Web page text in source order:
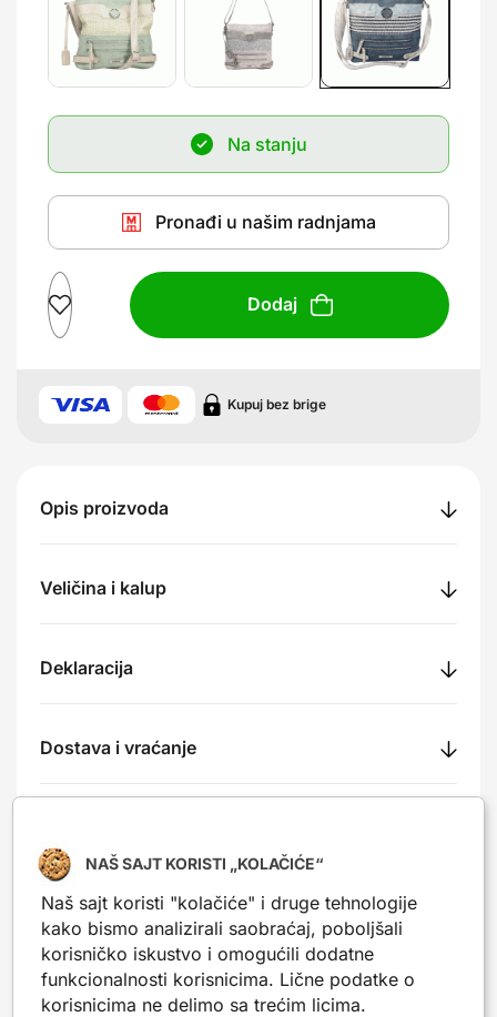
Na stanju
Pronađi u našim radnjama
Dodaj
Kupuj bez brige
Opis proizvoda
Veličina i kalup
Deklaracija
Dostava i vraćanje
Recenzije
NAŠ SAJT KORISTI „KOLAČIĆE“
Naš sajt koristi "kolačiće" i druge tehnologije
kako bismo analizirali saobraćaj, poboljšali
korisničko iskustvo i omogućili dodatne
funkcionalnosti korisnicima. Lične podatke o
korisnicima ne delimo sa trećim licima.